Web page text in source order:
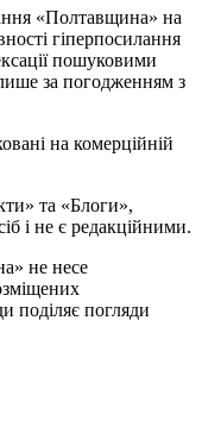
«Полтавщина» на
гіперпосилання
пошуковими
за погодженням з
на комерційній
та «Блоги»,
і не є редакційними.
не несе
поділяє погляди